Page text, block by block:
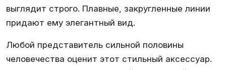
выглядит строго. Плавные, закругленные линии
придают ему элегантный вид.
Любой представитель сильной половины
человечества оценит этот стильный аксессуар.